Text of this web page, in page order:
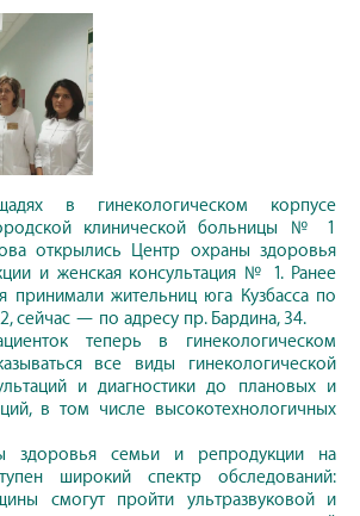
в гинекологическом корпусе
клинической больницы № 1
открылись Центр охраны здоровья
и женская консультация № 1. Ранее
принимали жительниц юга Кузбасса по
сейчас — по адресу пр. Бардина, 34.
теперь в гинекологическом
все виды гинекологической
и диагностики до плановых и
в том числе высокотехнологичных
здоровья семьи и репродукции на
широкий спектр обследований:
смогут пройти ультразвуковой и